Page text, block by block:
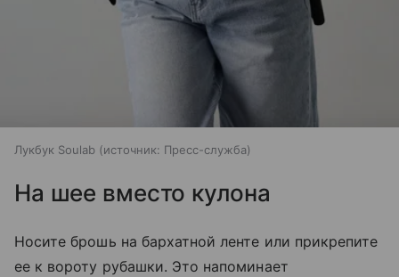
Лукбук Soulab источник: Пресс-служба
На шее вместо кулона
Носите брошь на бархатной ленте или прикрепите
ее к вороту рубашки. Это напоминает